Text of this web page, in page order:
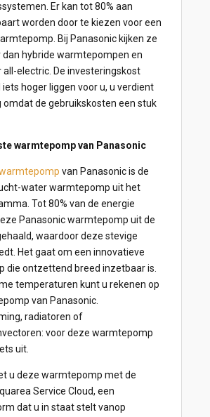
Er kan tot 80% aan
worden door te kiezen voor een
Bij Panasonic kijken ze
dan hybride warmtepompen en
all-electric. De investeringskost
hoger liggen voor u, u verdient
omdat de gebruikskosten een stuk
warmtepomp van Panasonic
van Panasonic is de
water warmtepomp uit het
Tot 80% van de energie
Panasonic warmtepomp uit de
waardoor deze stevige
Het gaat om een innovatieve
die ontzettend breed inzetbaar is.
temperaturen kunt u rekenen op
van Panasonic.
radiatoren of
voor deze warmtepomp
uit.
u deze warmtepomp met de
Service Cloud, een
dat u in staat stelt vanop